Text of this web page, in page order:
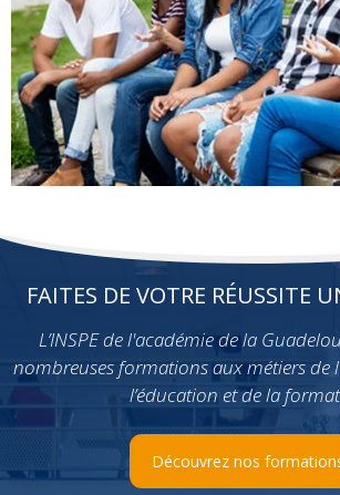
FAITES DE VOTRE RÉUSSITE
L’INSPE de l'académie de la
nombreuses formations aux métiers de
l’éducation et de la
Découvrez nos